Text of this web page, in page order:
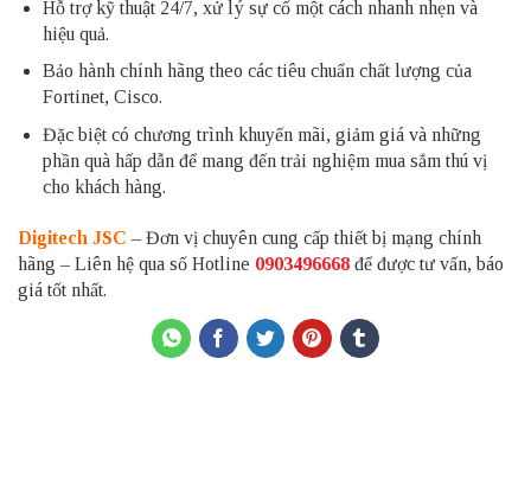
Hỗ trợ kỹ thuật 24/7, xử lý sự cố một cách nhanh nhẹn và
hiệu quả.
Bảo hành chính hãng theo các tiêu chuẩn chất lượng của
Fortinet, Cisco.
Đặc biệt có chương trình khuyến mãi, giảm giá và những
phần quà hấp dẫn để mang đến trải nghiệm mua sắm thú vị
cho khách hàng.
Digitech JSC – Đơn vị chuyên cung cấp thiết bị mạng chính
hãng – Liên hệ qua số Hotline 0903496668 để được tư vấn, báo
giá tốt nhất.